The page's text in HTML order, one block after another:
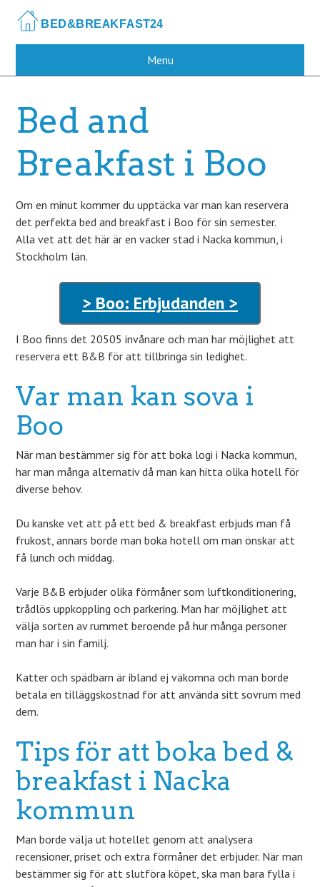
main
Menu
Bed and
Breakfast i Boo
Om en minut kommer du upptäcka var man kan reservera
det perfekta bed and breakfast i Boo för sin semester.
Alla vet att det här är en vacker stad i Nacka kommun, i
Stockholm län.
> Boo: Erbjudanden >
I Boo finns det 20505 invånare och man har möjlighet att
reservera ett B&B för att tillbringa sin ledighet.
Var man kan sova i
Boo
När man bestämmer sig för att boka logi i Nacka kommun,
har man många alternativ då man kan hitta olika hotell för
diverse behov.
Du kanske vet att på ett bed & breakfast erbjuds man få
frukost, annars borde man boka hotell om man önskar att
få lunch och middag.
Varje B&B erbjuder olika förmåner som luftkonditionering,
trådlös uppkoppling och parkering. Man har möjlighet att
välja sorten av rummet beroende på hur många personer
man har i sin familj.
Katter och spädbarn är ibland ej väkomna och man borde
betala en tilläggskostnad för att använda sitt sovrum med
dem.
Tips för att boka bed &
breakfast i Nacka
kommun
Man borde välja ut hotellet genom att analysera
recensioner, priset och extra förmåner det erbjuder. När man
bestämmer sig för att slutföra köpet, ska man bara fylla i